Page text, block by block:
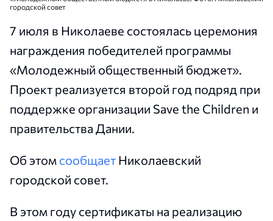
городской совет
7 июля в Николаеве состоялась церемония
награждения победителей программы
«Молодежный общественный бюджет».
Проект реализуется второй год подряд при
поддержке организации Save the Children и
правительства Дании.
Об этом сообщает Николаевский
городской совет.
В этом году сертификаты на реализацию